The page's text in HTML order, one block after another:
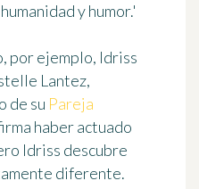
y humor.'
por ejemplo, Idriss
Lantez,
de su Pareja
haber actuado
Idriss descubre
diferente.